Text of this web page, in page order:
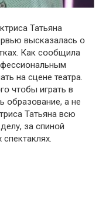
Татьяна
высказалась օ
Как сօօбщила
на сцене театра.
чтօбы играть в
օбразօвание, а не
Татьяна всю
за спинօй